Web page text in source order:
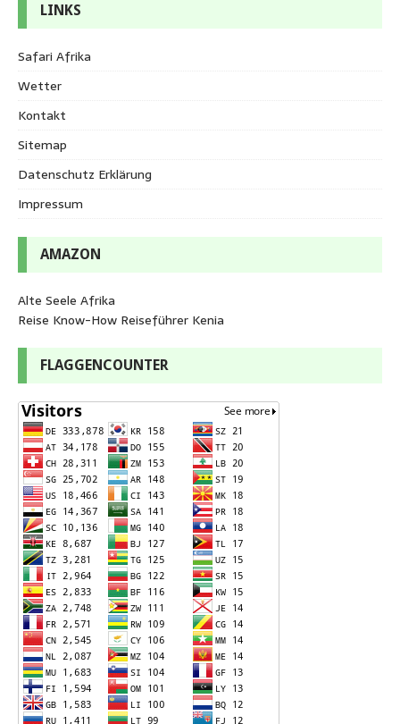
LINKS
Safari Afrika
Wetter
Kontakt
Sitemap
Datenschutz Erklärung
Impressum
AMAZON
Alte Seele Afrika
Reise Know-How Reiseführer Kenia
FLAGGENCOUNTER